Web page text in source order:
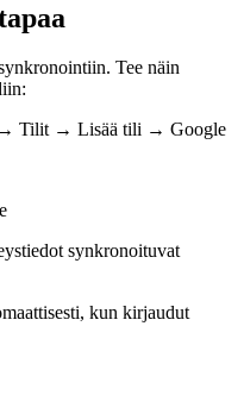
Tee näin
→ Tilit → Lisää tili → Google
synkronoituvat
kun kirjaudut